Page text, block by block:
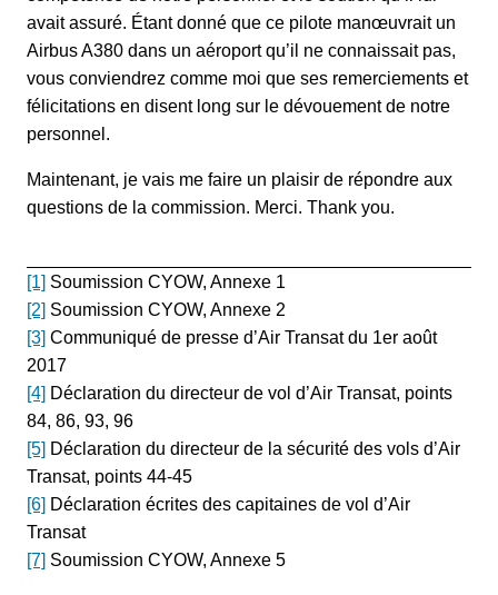
avait assuré. Étant donné que ce pilote manœuvrait un
Airbus A380 dans un aéroport qu’il ne connaissait pas,
vous conviendrez comme moi que ses remerciements et
félicitations en disent long sur le dévouement de notre
personnel.
Maintenant, je vais me faire un plaisir de répondre aux
questions de la commission. Merci. Thank you.
[1] Soumission CYOW, Annexe 1
[2] Soumission CYOW, Annexe 2
[3] Communiqué de presse d’Air Transat du 1er août
2017
[4] Déclaration du directeur de vol d’Air Transat, points
84, 86, 93, 96
[5] Déclaration du directeur de la sécurité des vols d’Air
Transat, points 44-45
[6] Déclaration écrites des capitaines de vol d’Air
Transat
[7] Soumission CYOW, Annexe 5